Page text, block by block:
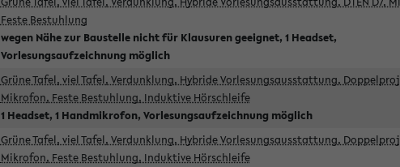
Feste Bestuhlung
wegen Nähe zur Baustelle nicht für Klausuren geeignet, 1 Headset,
Vorlesungsaufzeichnung möglich
Grüne Tafel, viel Tafel, Verdunklung, Hybride Vorlesungsausstattung,
Mikrofon, Feste Bestuhlung, Induktive Hörschleife
1 Headset, 1 Handmikrofon, Vorlesungsaufzeichnung möglich
Grüne Tafel, viel Tafel, Verdunklung, Hybride Vorlesungsausstattung,
Mikrofon, Feste Bestuhlung, Induktive Hörschleife